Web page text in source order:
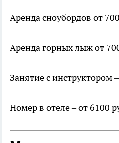
Аренда сноубордов от
Аренда горных лыж от
Занятие с инструктором
Номер в отеле – от 6100